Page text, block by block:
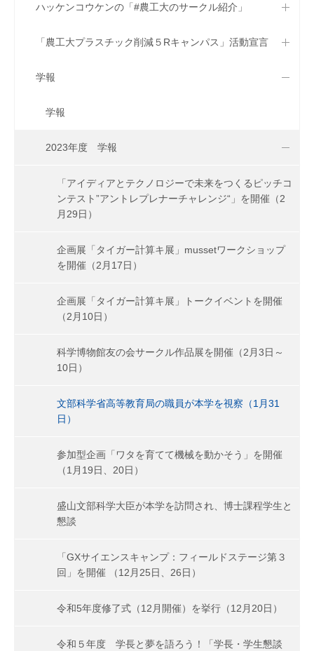
ハッケンコウケンの「#農工大のサークル紹介」
「農工大プラスチック削減５Rキャンパス」活動宣言
学報
学報
2023年度 学報
「アイディアとテクノロジーで未来をつくるピッチコ
ンテスト”アントレプレナーチャレンジ“」を開催（2
月29日）
企画展「タイガー計算キ展」mussetワークショップ
を開催（2月17日）
企画展「タイガー計算キ展」トークイベントを開催
（2月10日）
科学博物館友の会サークル作品展を開催（2月3日～
10日）
文部科学省高等教育局の職員が本学を視察（1月31
日）
参加型企画「ワタを育てて機械を動かそう」を開催
（1月19日、20日）
盛山文部科学大臣が本学を訪問され、博士課程学生と
懇談
「GXサイエンスキャンプ：フィールドステージ第３
回」を開催 （12月25日、26日）
令和5年度修了式（12月開催）を挙行（12月20日）
令和５年度 学長と夢を語ろう！「学長・学生懇談